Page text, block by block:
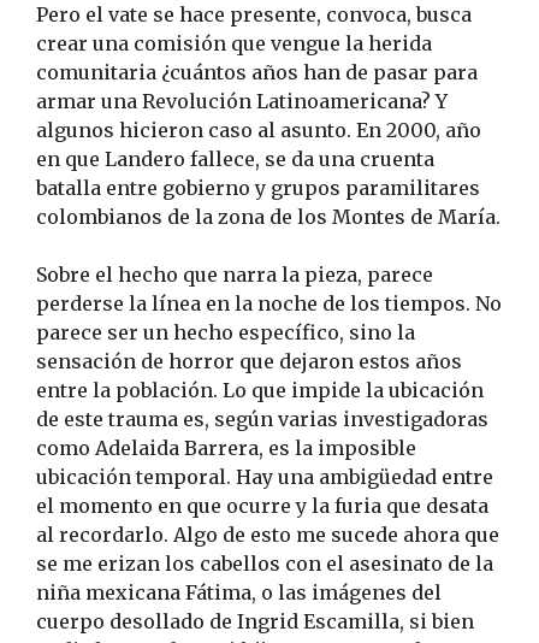
Pero el vate se hace presente, convoca, busca
crear una comisión que vengue la herida
comunitaria ¿cuántos años han de pasar para
armar una Revolución Latinoamericana? Y
algunos hicieron caso al asunto. En 2000, año
en que Landero fallece, se da una cruenta
batalla entre gobierno y grupos paramilitares
colombianos de la zona de los Montes de María.
Sobre el hecho que narra la pieza, parece
perderse la línea en la noche de los tiempos. No
parece ser un hecho específico, sino la
sensación de horror que dejaron estos años
entre la población. Lo que impide la ubicación
de este trauma es, según varias investigadoras
como Adelaida Barrera, es la imposible
ubicación temporal. Hay una ambigüedad entre
el momento en que ocurre y la furia que desata
al recordarlo. Algo de esto me sucede ahora que
se me erizan los cabellos con el asesinato de la
niña mexicana Fátima, o las imágenes del
cuerpo desollado de Ingrid Escamilla, si bien